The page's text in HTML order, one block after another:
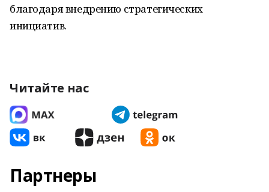
благодаря внедрению стратегических
инициатив.
Читайте нас
Партнеры